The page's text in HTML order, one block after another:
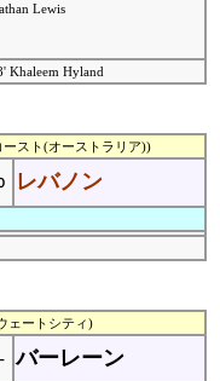
Lewis
Khaleem Hyland
スト(オーストラリア))
レバノン
ェートシティ)
バーレーン